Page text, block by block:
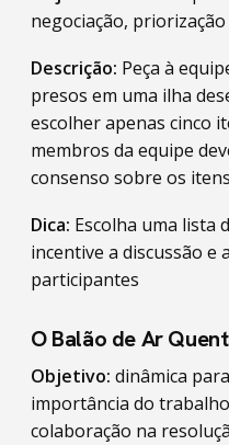
negociação,
Descrição: Peça à
presos em uma ilha
escolher apenas cinco
membros da equipe
consenso sobre os
Dica: Escolha uma lista
incentive a discussão e
participantes
O Balão de Ar
Objetivo: dinâmica
importância do
colaboração na